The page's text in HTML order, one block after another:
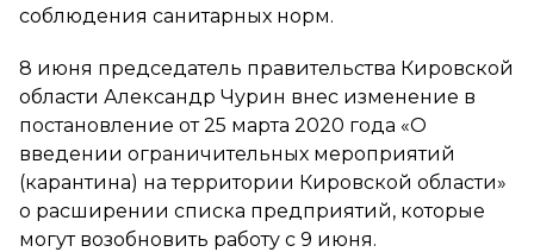
соблюдения санитарных норм.
8 июня председатель правительства Кировской
области Александр Чурин внес изменение в
постановление от 25 марта 2020 года «О
введении ограничительных мероприятий
(карантина) на территории Кировской области»
о расширении списка предприятий, которые
могут возобновить работу с 9 июня.